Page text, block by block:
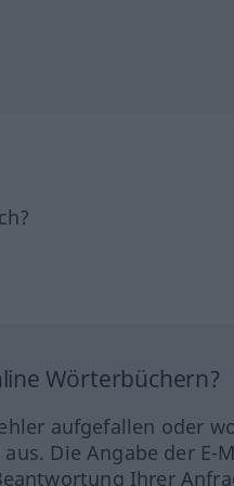
Wörterbüchern?
aufgefallen oder
Die Angabe der
Ihrer